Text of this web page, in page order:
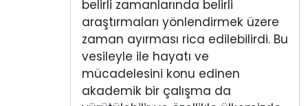
belirli zamanlarında belirli
araştırmaları yönlendirmek üzere
zaman ayırması rica edilebilirdi. Bu
vesileyle ile hayatı ve
mücadelesini konu edinen
akademik bir çalışma da